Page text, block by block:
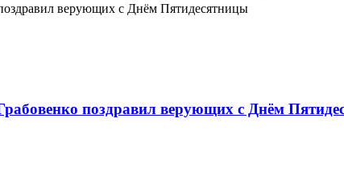
верующих с Днём Пятидесятницы
поздравил верующих с Днём